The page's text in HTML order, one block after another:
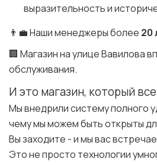
выразительность и
👨‍💼 Наши менеджеры более 20
🏢 Магазин на улице Вавилова
обслуживания.
И это магазин, который
Мы внедрили систему полного
чему мы можем быть открыты
Вы заходите - и мы вас
Это не просто технологии